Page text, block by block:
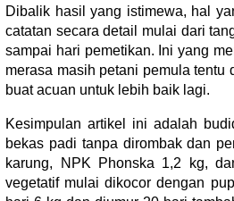
Dibalik hasil yang istimewa, hal
catatan secara detail mulai dari
sampai hari pemetikan. Ini yang
merasa masih petani pemula
buat acuan untuk lebih baik lagi.
Kesimpulan artikel ini adalah
bekas padi tanpa dirombak dan
karung, NPK Phonska 1,2 kg,
vegetatif mulai dikocor dengan